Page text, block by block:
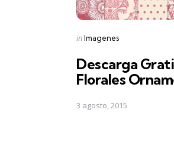
Posted
inImagenes
Descarga
Florales
3 agosto, 2015